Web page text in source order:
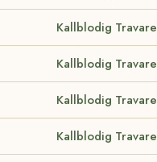
Kallblodig Travare
Kallblodig Travare
Kallblodig Travare
Kallblodig Travare